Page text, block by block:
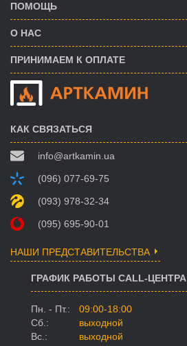
ПОМОЩЬ
О НАС
ПРИНИМАЕМ К ОПЛАТЕ
КАК СВЯЗАТЬСЯ
info@artkamin.ua
(096) 077-69-75
(093) 978-32-34
(095) 695-90-01
НАШИ ПРЕДСТАВИТЕЛЬСТВА
ГРАФИК РАБОТЫ CALL-ЦЕНТРА
Пн. - Пт.:
09:00-18:00
Сб.:
выходной
Вс.:
выходной